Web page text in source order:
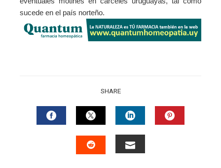
sucede en el país norteño.
SHARE
FACEBOOKTWITTERLINKEDIN